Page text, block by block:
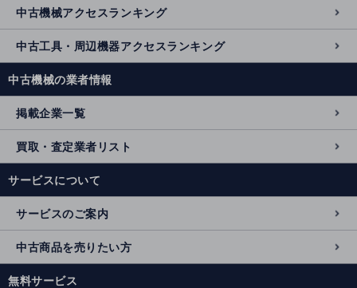
中古機械アクセスランキング
中古工具・周辺機器アクセスランキング
中古機械の業者情報
掲載企業一覧
買取・査定業者リスト
サービスについて
サービスのご案内
中古商品を売りたい方
無料サービス